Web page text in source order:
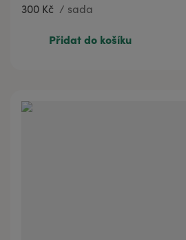
300 Kč / sada
Přidat do košíku